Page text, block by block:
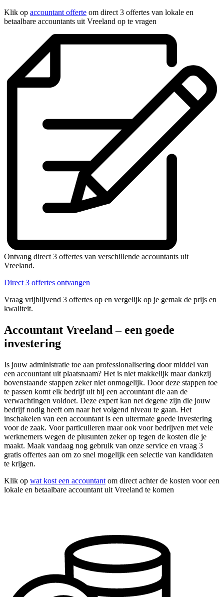
Klik op accountant offerte om direct 3 offertes van lokale en
betaalbare accountants uit Vreeland op te vragen
Ontvang direct 3 offertes van verschillende accountants uit
Vreeland.
Direct 3 offertes ontvangen
Vraag vrijblijvend 3 offertes op en vergelijk op je gemak de prijs en
kwaliteit.
Accountant Vreeland – een goede
investering
Is jouw administratie toe aan professionalisering door middel van
een accountant uit plaatsnaam? Het is niet makkelijk maar dankzij
bovenstaande stappen zeker niet onmogelijk. Door deze stappen toe
te passen komt elk bedrijf uit bij een accountant die aan de
verwachtingen voldoet. Deze expert kan net degene zijn die jouw
bedrijf nodig heeft om naar het volgend niveau te gaan. Het
inschakelen van een accountant is een uitermate goede investering
voor de zaak. Voor particulieren maar ook voor bedrijven met vele
werknemers wegen de plusunten zeker op tegen de kosten die je
maakt. Maak vandaag nog gebruik van onze service en vraag 3
gratis offertes aan om zo snel mogelijk een selectie van kandidaten
te krijgen.
Klik op wat kost een accountant om direct achter de kosten voor een
lokale en betaalbare accountant uit Vreeland te komen